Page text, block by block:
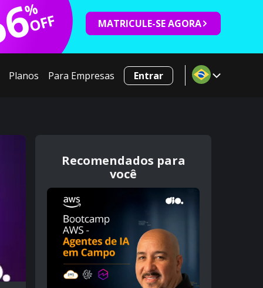
%
OFF MATRICULE-SE AGORA
Planos Para Empresas Entrar
Recomendados para
você